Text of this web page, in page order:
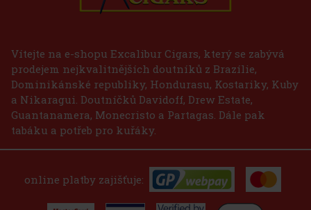
62Kč bez DPH 75 Kč
Do košíku
Vítejte na e-shopu Excalibur Cigars, který se zabývá
prodejem nejkvalitnějších doutníků z Brazílie,
Dominikánské republiky, Hondurasu, Kostariky, Kuby
a Nikaragui. Doutníčků Davidoff, Drew Estate,
Guantanamera, Monecristo a Partagas. Dále pak
tabáku a potřeb pro kuřáky.
online platby zajišťuje: